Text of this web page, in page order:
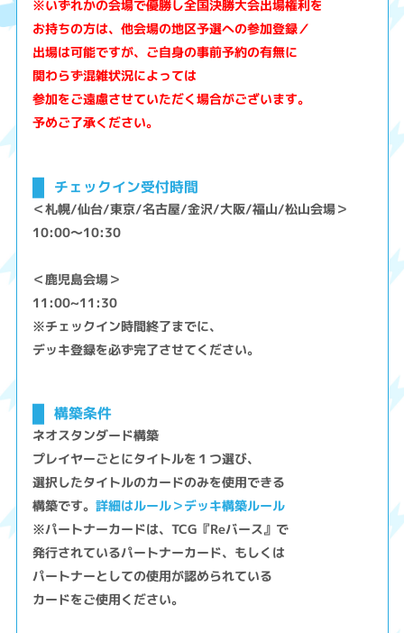
※いずれかの会場で優勝し全国決勝大会出場権利を
お持ちの方は、他会場の地区予選への参加登録／
出場は可能ですが、ご自身の事前予約の有無に
関わらず混雑状況によっては
参加をご遠慮させていただく場合がございます。
予めご了承ください。
チェックイン受付時間
＜札幌/仙台/東京/名古屋/金沢/大阪/福山/松山会場＞
10:00～10:30
＜鹿児島会場＞
11:00~11:30
※チェックイン時間終了までに、
デッキ登録を必ず完了させてください。
構築条件
ネオスタンダード構築
プレイヤーごとにタイトルを１つ選び、
選択したタイトルのカードのみを使用できる
構築です。詳細はルール＞デッキ構築ルール
※パートナーカードは、TCG『Reバース』で
発行されているパートナーカード、もしくは
パートナーとしての使用が認められている
カードをご使用ください。